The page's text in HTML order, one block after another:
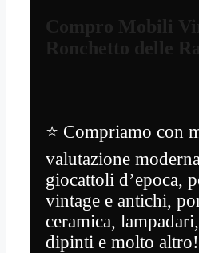
Compro Mobili
Ronchetto delle
⭐ Compriamo con
valutazione
giocattoli d’epoca,
vintage e antichi,
ceramica,
dipinti e molto altro!